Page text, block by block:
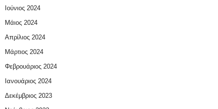
Ιούνιος 2024
Μάιος 2024
Απρίλιος 2024
Μάρτιος 2024
Φεβρουάριος 2024
Ιανουάριος 2024
Δεκέμβριος 2023